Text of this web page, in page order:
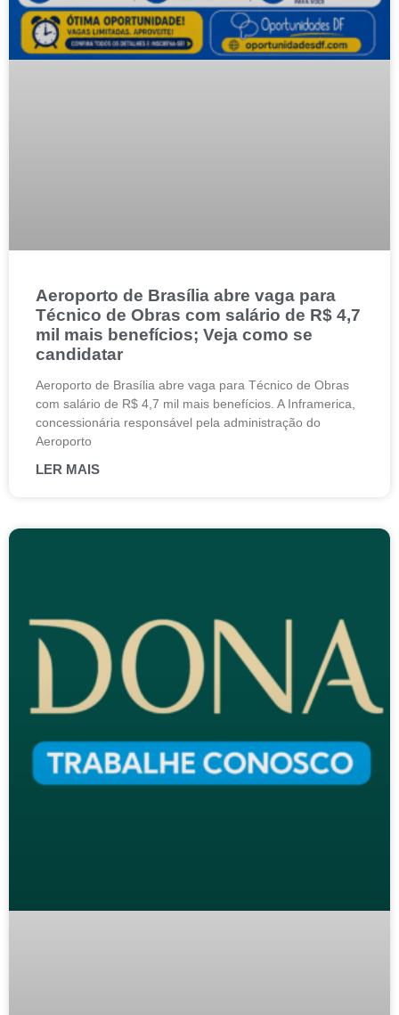
Aeroporto de Brasília abre vaga para
Técnico de Obras com salário de R$ 4,7
mil mais benefícios; Veja como se
candidatar
Aeroporto de Brasília abre vaga para Técnico de Obras
com salário de R$ 4,7 mil mais benefícios. A Inframerica,
concessionária responsável pela administração do
Aeroporto
LER MAIS